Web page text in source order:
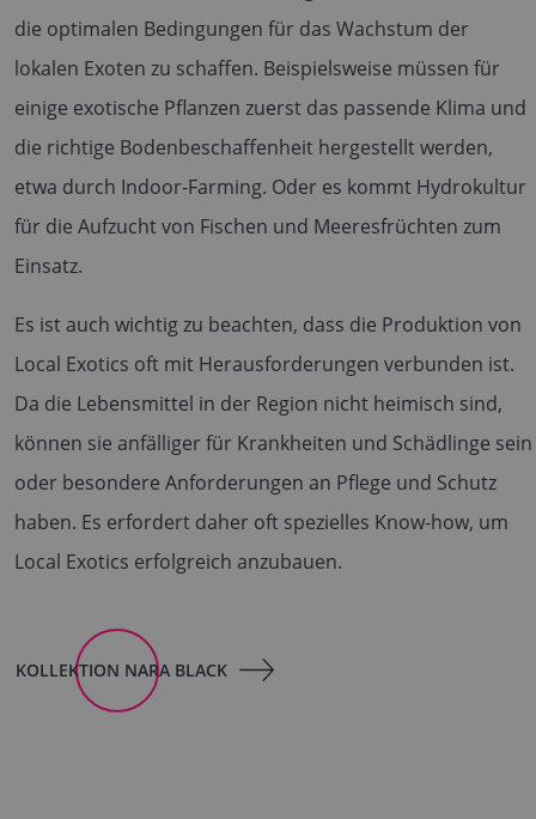
die optimalen Bedingungen für das Wachstum der
lokalen Exoten zu schaffen. Beispielsweise müssen für
einige exotische Pflanzen zuerst das passende Klima und
die richtige Bodenbeschaffenheit hergestellt werden,
etwa durch Indoor-Farming. Oder es kommt Hydrokultur
für die Aufzucht von Fischen und Meeresfrüchten zum
Einsatz.
Es ist auch wichtig zu beachten, dass die Produktion von
Local Exotics oft mit Herausforderungen verbunden ist.
Da die Lebensmittel in der Region nicht heimisch sind,
können sie anfälliger für Krankheiten und Schädlinge sein
oder besondere Anforderungen an Pflege und Schutz
haben. Es erfordert daher oft spezielles Know-how, um
Local Exotics erfolgreich anzubauen.
KOLLEKTION NARA BLACK